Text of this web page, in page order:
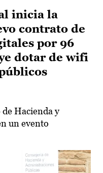
inicia la
contrato de
por 96
dotar de wifi
Hacienda y
un evento